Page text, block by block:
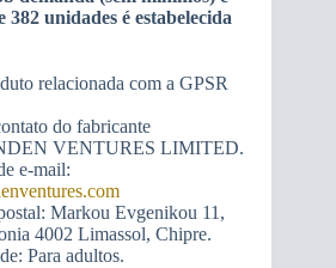
unidades é estabelecida
relacionada com a GPSR
do fabricante
VENTURES LIMITED.
e-mail:
Markou Evgenikou 11,
4002 Limassol, Chipre.
Para adultos.